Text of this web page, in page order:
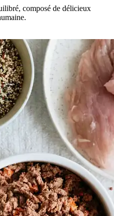
composé de délicieux